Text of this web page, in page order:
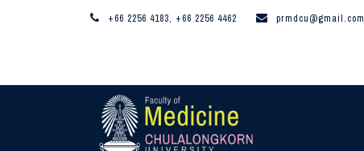
+66 2256 4183, +66 2256 4462 prmdcu@gmail.com